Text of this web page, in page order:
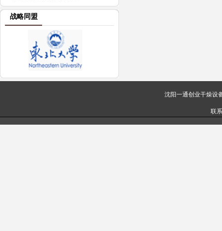
战略同盟
沈阳一通创业干燥
联